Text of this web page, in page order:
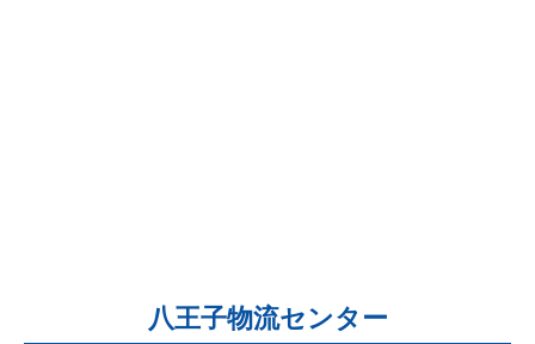
八王子物流センター